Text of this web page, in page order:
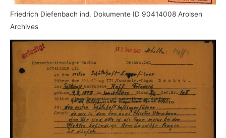
Friedrich Diefenbach ind. Dokumente ID 90414008 Arolsen
Archives